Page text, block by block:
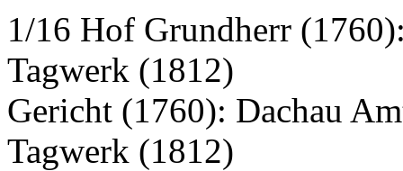
1/16 Hof Grundherr
Tagwerk (1812)
Gericht (1760): Dachau
Tagwerk (1812)